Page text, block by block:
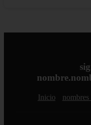
Inicio